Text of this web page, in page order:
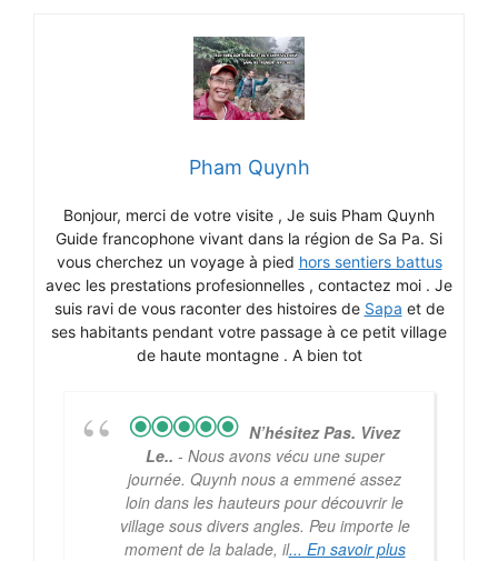
Pham Quynh
Bonjour, merci de votre visite , Je suis Pham Quynh
Guide francophone vivant dans la région de Sa Pa. Si
vous cherchez un voyage à pied hors sentiers battus
avec les prestations profesionnelles , contactez moi . Je
suis ravi de vous raconter des histoires de Sapa et de
ses habitants pendant votre passage à ce petit village
de haute montagne . A bien tot
N’hésitez Pas. Vivez
Le.. - Nous avons vécu une super
journée. Quynh nous a emmené assez
loin dans les hauteurs pour découvrir le
village sous divers angles. Peu importe le
moment de la balade, il... En savoir plus